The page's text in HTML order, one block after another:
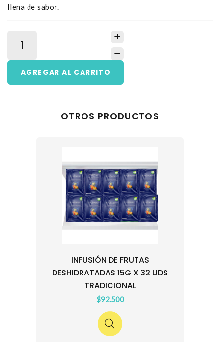
llena de sabor.
OTROS PRODUCTOS
INFUSIÓN DE FRUTAS
DESHIDRATADAS 15G X 32 UDS
TRADICIONAL
$92.500